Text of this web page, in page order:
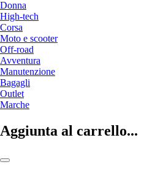
Donna
High-tech
Corsa
Moto e scooter
Off-road
Avventura
Manutenzione
Bagagli
Outlet
Marche
Aggiunta al carrello...